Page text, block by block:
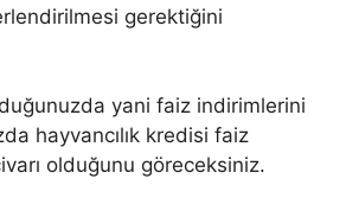
gerektiğini
yani faiz indirimlerini
hayvancılık kredisi faiz
olduğunu göreceksiniz.